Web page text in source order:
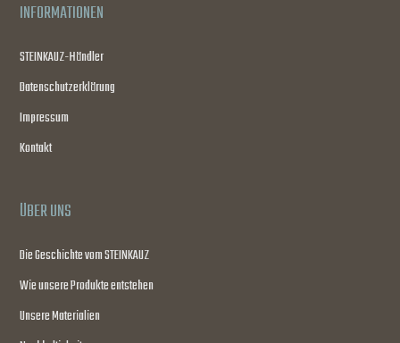
INFORMATIONEN
STEINKAUZ-Händler
Datenschutzerklärung
Impressum
Kontakt
ÜBER UNS
Die Geschichte vom STEINKAUZ
Wie unsere Produkte entstehen
Unsere Materialien